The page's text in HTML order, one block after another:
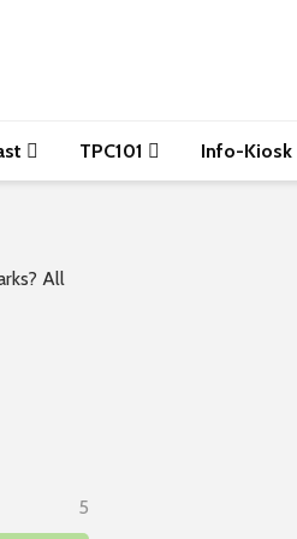
TPC101 Info-Kiosk
All
5